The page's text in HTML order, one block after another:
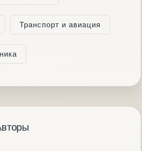
Транспорт и авиация